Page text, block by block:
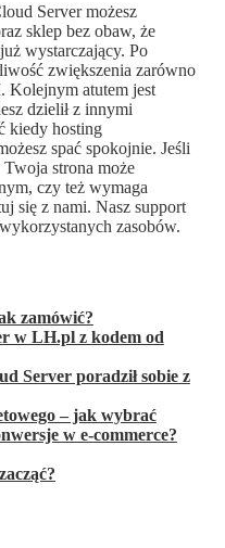
Server możesz
sklep bez obaw, że
wystarczający. Po
zwiększenia zarówno
Kolejnym atutem jest
dzielił z innymi
kiedy hosting
spać spokojnie. Jeśli
strona może
czy też wymaga
się z nami. Nasz support
zasobów.
zamówić?
w LH.pl z kodem od
Server poradził sobie z
– jak wybrać
w e-commerce?